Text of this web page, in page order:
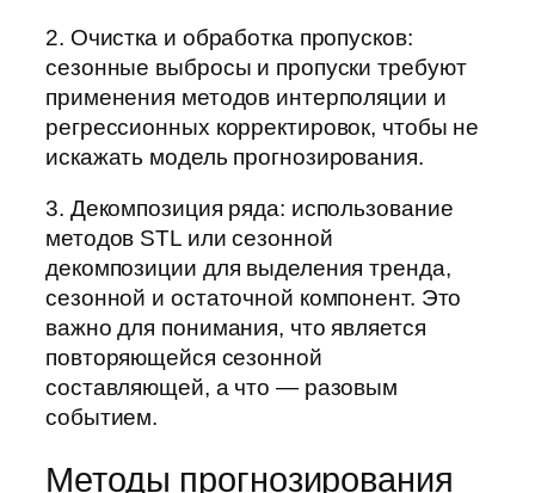
2. Очистка и обработка пропусков:
сезонные выбросы и пропуски требуют
применения методов интерполяции и
регрессионных корректировок, чтобы не
искажать модель прогнозирования.
3. Декомпозиция ряда: использование
методов STL или сезонной
декомпозиции для выделения тренда,
сезонной и остаточной компонент. Это
важно для понимания, что является
повторяющейся сезонной
составляющей, а что — разовым
событием.
Методы прогнозирования